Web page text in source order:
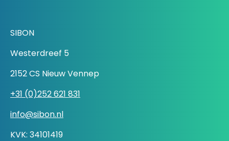
SIBON
Westerdreef 5
2152 CS Nieuw Vennep
+31 (0)252 621 831
info@sibon.nl
KVK: 34101419